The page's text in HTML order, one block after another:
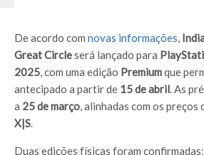
De acordo com novas informações,
Great Circleserá lançado para
2025, com uma edição Premiumque
antecipado a partir de 15 de abril. As
a 25 de março, alinhadas com os preços
X|S.
Duas edições físicas foram confirmadas: